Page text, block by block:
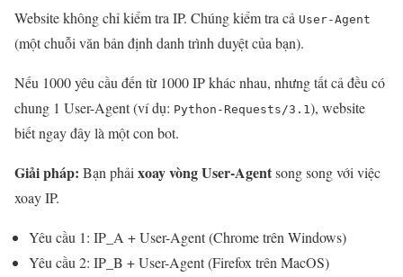
Website không chỉ kiểm tra IP. Chúng kiểm tra cả User-Agent
(một chuỗi văn bản định danh trình duyệt của bạn).
Nếu 1000 yêu cầu đến từ 1000 IP khác nhau, nhưng tất cả đều có
chung 1 User-Agent (ví dụ: Python-Requests/3.1), website
biết ngay đây là một con bot.
Giải pháp: Bạn phải xoay vòng User-Agentsong song với việc
xoay IP.
Yêu cầu 1: IP_A + User-Agent (Chrome trên Windows)
Yêu cầu 2: IP_B + User-Agent (Firefox trên MacOS)